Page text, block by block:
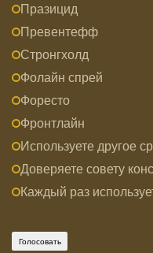
Празицид
Превентефф
Стронгхолд
Фолайн спрей
Форесто
Фронтлайн
Используете другое
Доверяете совету
Каждый раз